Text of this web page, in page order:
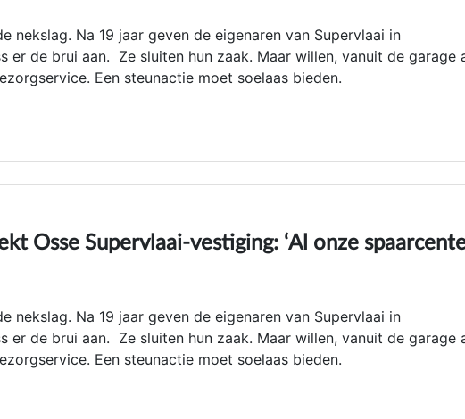
nekslag. Na 19 jaar geven de eigenaren van Supervlaai in
er de brui aan. Ze sluiten hun zaak. Maar willen, vanuit de garage
Een steunactie moet soelaas bieden.
Osse Supervlaai-vestiging: ‘Al onze
nekslag. Na 19 jaar geven de eigenaren van Supervlaai in
er de brui aan. Ze sluiten hun zaak. Maar willen, vanuit de garage
Een steunactie moet soelaas bieden.